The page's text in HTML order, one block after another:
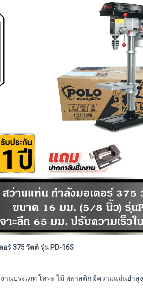
ร์ 375 วัตต์ รุ่น PD-16S
านประเภท โลหะ ไม้ พลาสติก มีความแม่นยำสูง